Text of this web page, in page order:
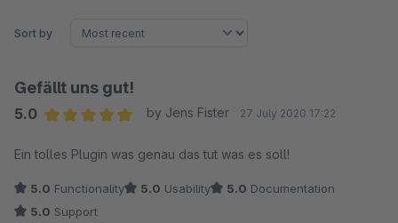
Sort by
Gefällt uns gut!
5.0
by Jens Fister 27 July 2020 17:22
Ein tolles Plugin was genau das tut was es soll!
5.0 Functionality 5.0 Usability 5.0 Documentation
5.0 Support